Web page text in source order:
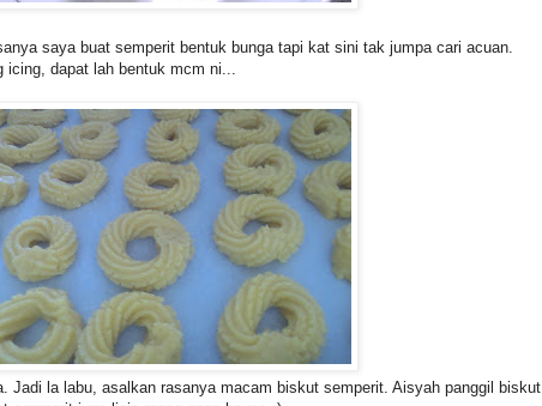
saya buat semperit bentuk bunga tapi kat sini tak jumpa cari acuan.
dapat lah bentuk mcm ni...
Jadi la labu, asalkan rasanya macam biskut semperit. Aisyah panggil biskut